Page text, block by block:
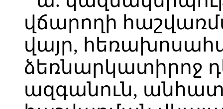
վճարողի
վայր,
ձեռնարկատիրոջ
ազգանուն,